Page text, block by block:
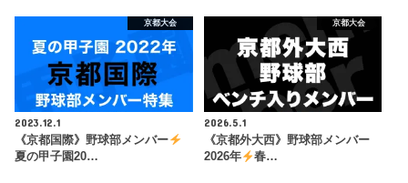
京都大会
2023.12.1
《京都国際》野球部メンバー
夏の甲子園20…
京都大会
2026.5.1
《京都外大西》野球部メンバー
2026年
春…